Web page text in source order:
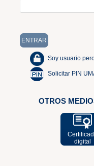
Soy usuario
Solicitar PIN
OTROS
digital